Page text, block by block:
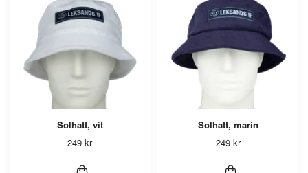
Solhatt, vit
249 kr
Solhatt, marin
249 kr